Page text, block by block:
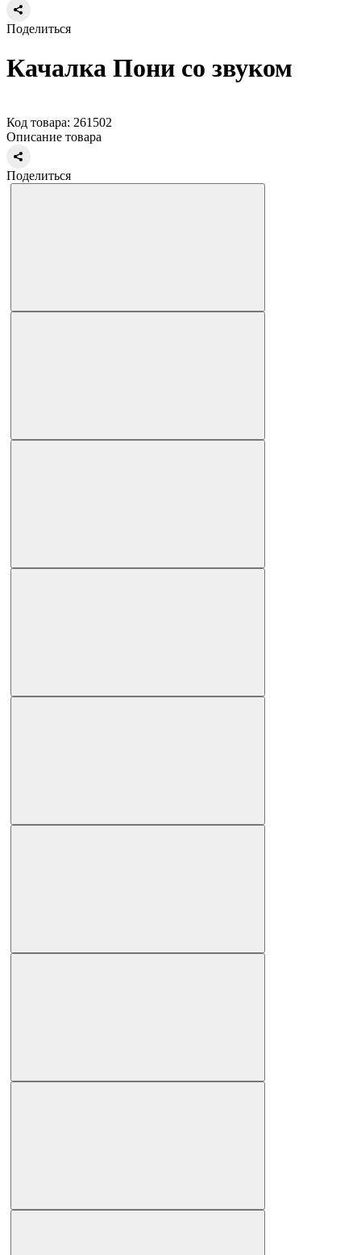
Поделиться
Качалка Пони со звуком
Код товара: 261502
Описание товара
Поделиться